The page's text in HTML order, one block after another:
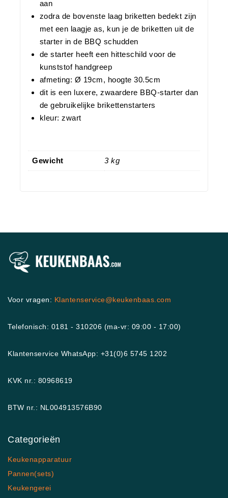
aan
zodra de bovenste laag briketten bedekt zijn
met een laagje as, kun je de briketten uit de
starter in de BBQ schudden
de starter heeft een hitteschild voor de
kunststof handgreep
afmeting: Ø 19cm, hoogte 30.5cm
dit is een luxere, zwaardere BBQ-starter dan
de gebruikelijke brikettenstarters
kleur: zwart
Gewicht 3 kg
Voor vragen: Klantenservice@keukenbaas.com
Telefonisch: 0181 - 310206 (ma-vr: 09:00 - 17:00)
Klantenservice WhatsApp: +31(0)6 5745 1202
KVK nr.: 80968619
BTW nr.: NL004913576B90
Categorieën
Keukenapparatuur
Pannen(sets)
Keukengerei